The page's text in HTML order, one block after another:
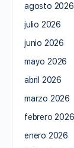
agosto 2026
julio 2026
junio 2026
mayo 2026
abril 2026
marzo 2026
febrero 2026
enero 2026